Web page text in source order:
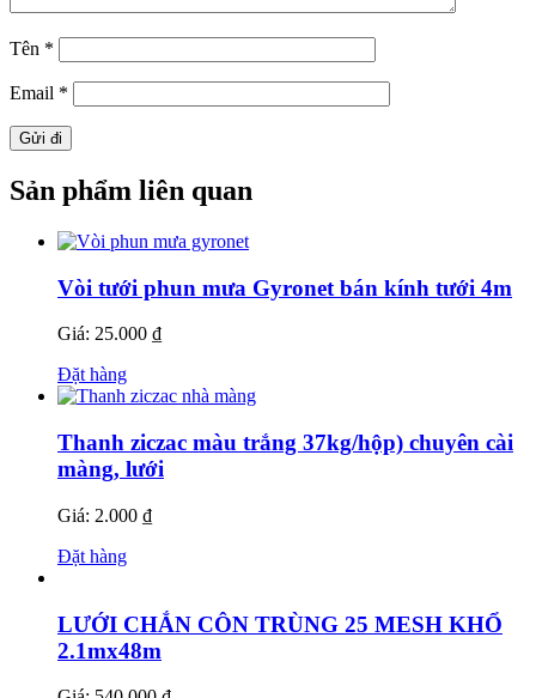
Tên *
Email *
Sản phẩm liên quan
Vòi tưới phun mưa Gyronet bán kính tưới 4m
Giá: 25.000 ₫
Đặt hàng
Thanh ziczac màu trắng 37kg/hộp) chuyên cài
màng, lưới
Giá: 2.000 ₫
Đặt hàng
LƯỚI CHẮN CÔN TRÙNG 25 MESH KHỔ
2.1mx48m